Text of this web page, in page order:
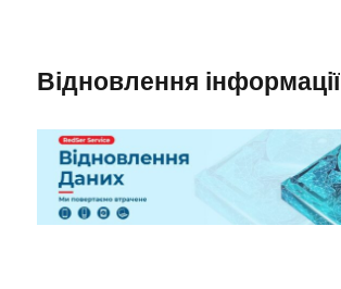
Відновлення інформації